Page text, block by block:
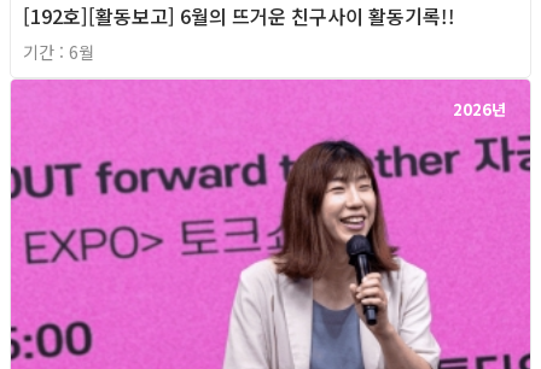
[192호][활동보고] 6월의 뜨거운 친구사이 활동기록!!
기간 : 6월
2026년